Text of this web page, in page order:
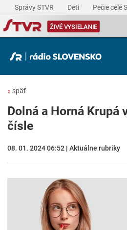
Správy STVR Deti Pečie celé
ŽIVÉ VYSIELANIE
« späť
Dolná a Horná Krupá
čísle
08. 01. 2024 06:52 | Aktuálne rubriky